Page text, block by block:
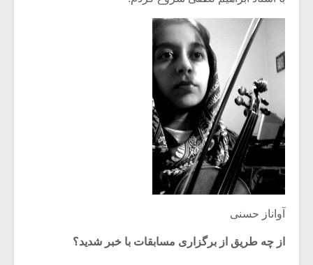
آواناز حسنی
از چه طریق از برگزاری مسابقات با خبر شدید؟